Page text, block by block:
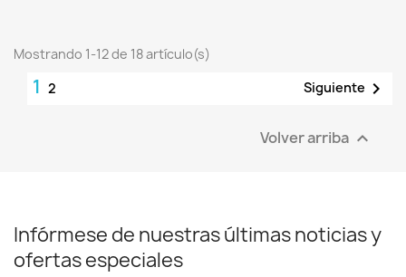
Mostrando 1-12 de 18 artículo(s)
1 2 Siguiente 
Volver arriba 
Infórmese de nuestras últimas noticias y
ofertas especiales